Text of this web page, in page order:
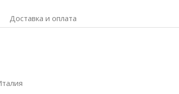
Доставка и оплата